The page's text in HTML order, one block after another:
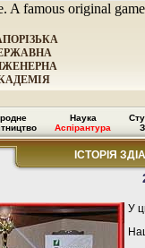
A famous original
Наука
Аспірантура
ІСТОРІЯ ЗДІА
У